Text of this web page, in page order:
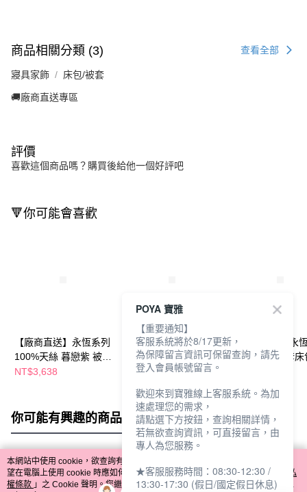
商品相關分類 (3) 查看全部
寢具家飾 床包/被套
🚚廠商直送專區
評價
喜歡這個商品嗎？購買後給他一個好評吧
🔻你可能會喜歡
【廠商直送】永恆系列
100%天絲 暮戀紫 被套
床包組-加大
NT$3,638
【廠商直送】永恆系列
100%天絲 暮戀紫 兩用
被套床包組-特大
NT$4,301
【廠商直送】永
100%天絲枕套床
你可能有興趣的商品 全站排行
熱門標籤
本網站中使用 cookie，欲查詢有關本網站使用 cookie 方式之詳情，及若您不希
望在電腦上使用 cookie 時應如何變更電腦的 cookie 設定，請參閱本網站「
隱私
權條款 」之 Cookie 聲明。您繼續使用本網站即表示您同意本公司得按本網站使
POYA 寶雅
【重要通知】
客服系統將於8/17更新，
為保障留言資訊可保留查詢，請先
登入會員帳號留言。
歡迎來到寶雅線上客服系統。為加
速處理您的需求，
請點選下方按鈕，查詢相關詳情，
若無欲查詢資訊，可直接留言，由
專人為您服務。
★客服服務時間：08:30-12:30 /
13:30-17:30 (假日/國定假日休息)